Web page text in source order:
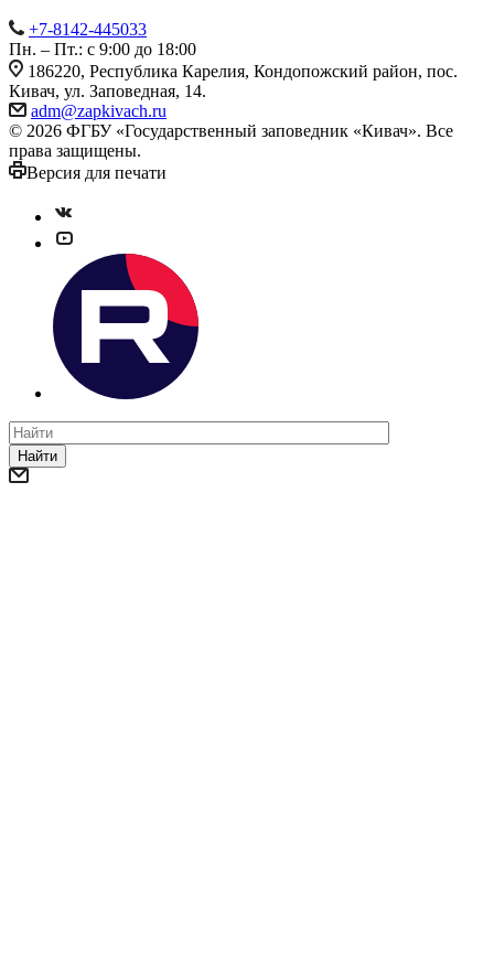
+7-8142-445033
Пн. – Пт.: с 9:00 до 18:00
186220, Республика Карелия, Кондопожский район, пос.
Кивач, ул. Заповедная, 14.
adm@zapkivach.ru
© 2026 ФГБУ «Государственный заповедник «Кивач». Все
права защищены.
Версия для печати
Найти